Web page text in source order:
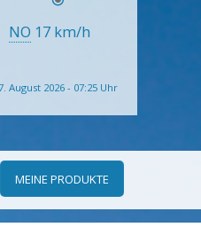
NO 17 km/h
August 2026 - 07:25 Uhr
MEINE PRODUKTE